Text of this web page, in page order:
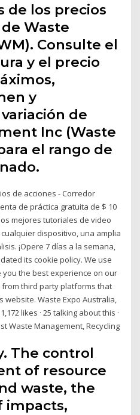
de los precios
Waste
Consulte el
y el precio
y
de
Inc (Waste
el rango de
de acciones - Corredor
de práctica gratuita de $ 10
mejores tutoriales de video
dispositivo, una amplia
¡Opere 7 días a la semana,
its cookie policy. We use
the best experience on our
third party platforms that
website. Waste Expo Australia,
likes · 25 talking about this ·
Waste Management, Recycling
The control
of resource
waste, the
impacts,